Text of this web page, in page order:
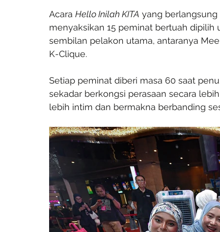
Acara Hello Inilah KITA yang berlangsung
menyaksikan 15 peminat bertuah
sembilan pelakon utama, antaranya
K-Clique.
Setiap peminat diberi masa 60 saat
sekadar berkongsi perasaan secara
lebih intim dan bermakna berbanding